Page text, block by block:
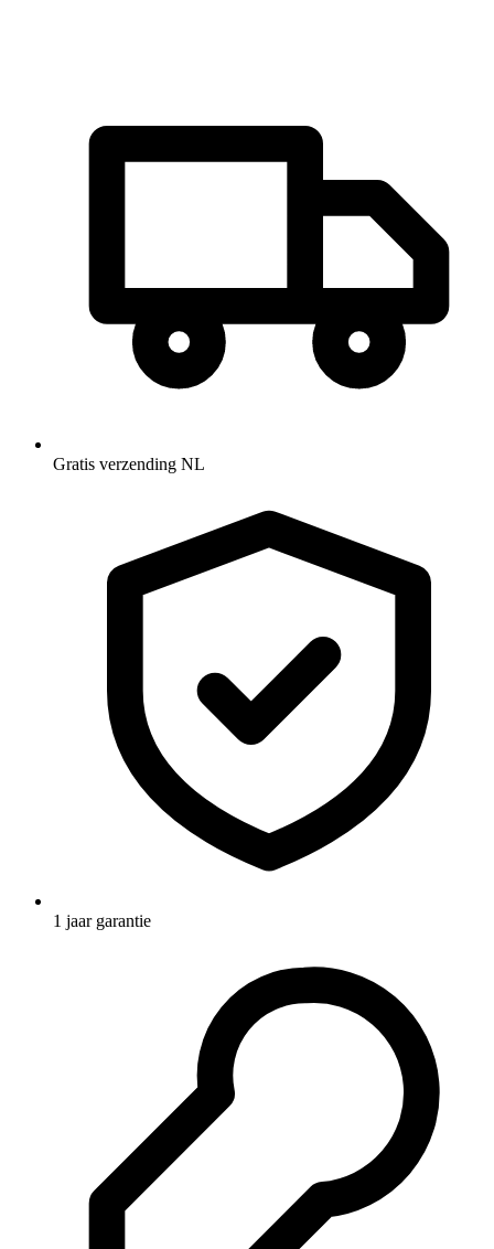
Gratis verzending NL
1 jaar garantie